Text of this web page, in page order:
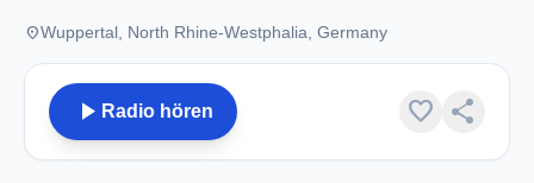
placeWuppertal, North Rhine-Westphalia, Germany
play_arrow Radio hören favorite share